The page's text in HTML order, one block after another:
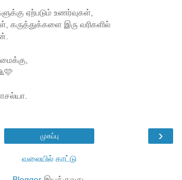
ஏற்படும் உணர்வுகள்,
கருத்துக்களை இரு வரிகளில்
›
முகப்பு
வலையில் காட்டு